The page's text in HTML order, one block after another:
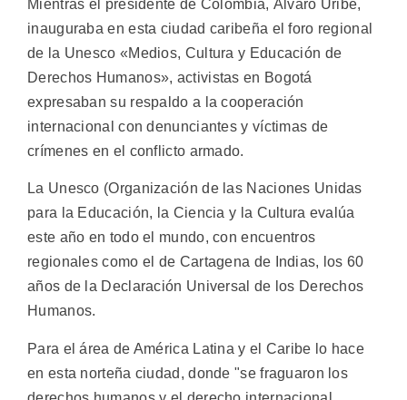
Mientras el presidente de Colombia, Álvaro Uribe,
inauguraba en esta ciudad caribeña el foro regional
de la Unesco «Medios, Cultura y Educación de
Derechos Humanos», activistas en Bogotá
expresaban su respaldo a la cooperación
internacional con denunciantes y víctimas de
crímenes en el conflicto armado.
La Unesco (Organización de las Naciones Unidas
para la Educación, la Ciencia y la Cultura evalúa
este año en todo el mundo, con encuentros
regionales como el de Cartagena de Indias, los 60
años de la Declaración Universal de los Derechos
Humanos.
Para el área de América Latina y el Caribe lo hace
en esta norteña ciudad, donde "se fraguaron los